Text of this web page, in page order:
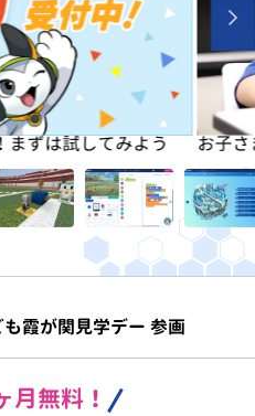
学びの原動力に！ 初め
霞が関見学デー 参画
月無料！